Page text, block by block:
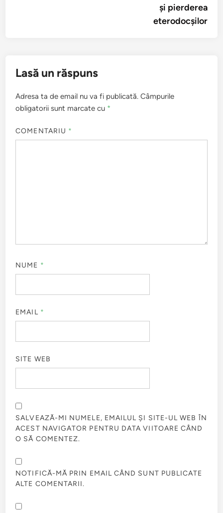
şi pierderea
eterodocşilor
Lasă un răspuns
Adresa ta de email nu va fi publicată. Câmpurile
obligatorii sunt marcate cu *
COMENTARIU *
NUME *
EMAIL *
SITE WEB
SALVEAZĂ-MI NUMELE, EMAILUL ȘI SITE-UL WEB ÎN
ACEST NAVIGATOR PENTRU DATA VIITOARE CÂND
O SĂ COMENTEZ.
NOTIFICĂ-MĂ PRIN EMAIL CÂND SUNT PUBLICATE
ALTE COMENTARII.